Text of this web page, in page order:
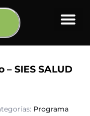
SIES SALUD
Programa